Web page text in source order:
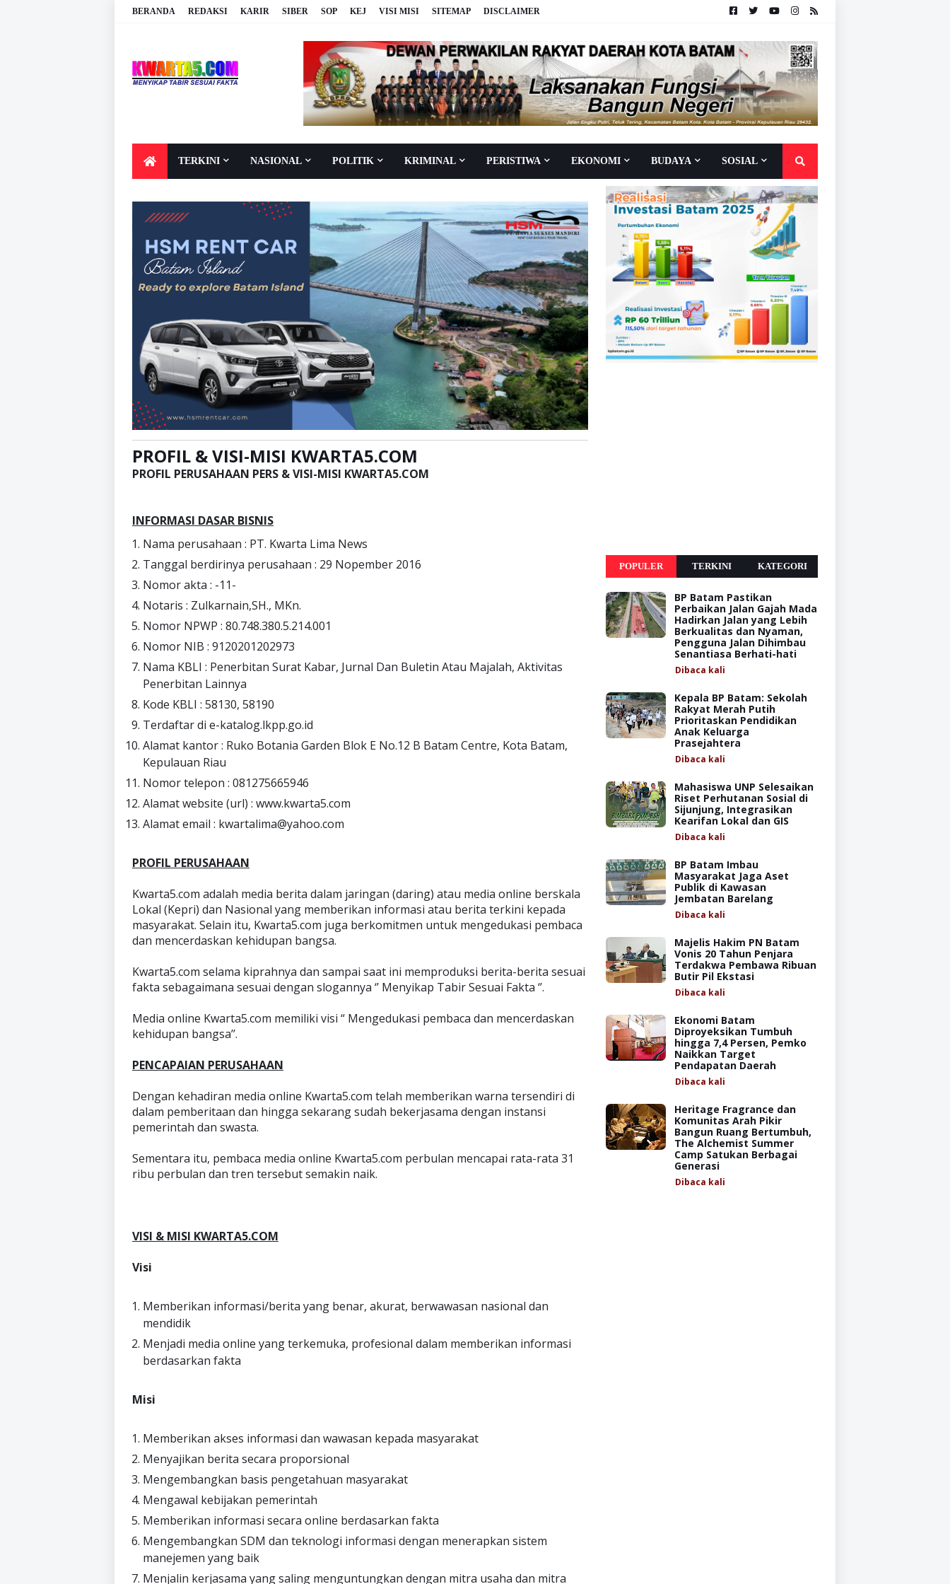
BERANDA REDAKSI KARIR SIBER SOP KEJ VISI MISI SITEMAP DISCLAIMER
TERKINI NASIONAL POLITIK KRIMINAL PERISTIWA EKONOMI BUDAYA SOSIAL
PROFIL & VISI-MISI KWARTA5.COM
PROFIL PERUSAHAAN PERS & VISI-MISI KWARTA5.COM
INFORMASI DASAR BISNIS
Nama perusahaan : PT. Kwarta Lima News
Tanggal berdirinya perusahaan : 29 Nopember 2016
Nomor akta : -11-
Notaris : Zulkarnain,SH., MKn.
Nomor NPWP : 80.748.380.5.214.001
Nomor NIB : 9120201202973
Nama KBLI : Penerbitan Surat Kabar, Jurnal Dan Buletin Atau Majalah, Aktivitas
Penerbitan Lainnya
Kode KBLI : 58130, 58190
Terdaftar di e-katalog.lkpp.go.id
Alamat kantor : Ruko Botania Garden Blok E No.12 B Batam Centre, Kota Batam,
Kepulauan Riau
Nomor telepon : 081275665946
Alamat website (url) : www.kwarta5.com
Alamat email : kwartalima@yahoo.com
PROFIL PERUSAHAAN
Kwarta5.com adalah media berita dalam jaringan (daring) atau media online berskala
Lokal (Kepri) dan Nasional yang memberikan informasi atau berita terkini kepada
masyarakat. Selain itu, Kwarta5.com juga berkomitmen untuk mengedukasi pembaca
dan mencerdaskan kehidupan bangsa.
Kwarta5.com selama kiprahnya dan sampai saat ini memproduksi berita-berita sesuai
fakta sebagaimana sesuai dengan slogannya ‘’ Menyikap Tabir Sesuai Fakta ‘’.
Media online Kwarta5.com memiliki visi “ Mengedukasi pembaca dan mencerdaskan
kehidupan bangsa’’.
PENCAPAIAN PERUSAHAAN
Dengan kehadiran media online Kwarta5.com telah memberikan warna tersendiri di
dalam pemberitaan dan hingga sekarang sudah bekerjasama dengan instansi
pemerintah dan swasta.
Sementara itu, pembaca media online Kwarta5.com perbulan mencapai rata-rata 31
ribu perbulan dan tren tersebut semakin naik.
VISI & MISI KWARTA5.COM
Visi
Memberikan informasi/berita yang benar, akurat, berwawasan nasional dan
mendidik
Menjadi media online yang terkemuka, profesional dalam memberikan informasi
berdasarkan fakta
Misi
Memberikan akses informasi dan wawasan kepada masyarakat
Menyajikan berita secara proporsional
Mengembangkan basis pengetahuan masyarakat
Mengawal kebijakan pemerintah
Memberikan informasi secara online berdasarkan fakta
Mengembangkan SDM dan teknologi informasi dengan menerapkan sistem
manejemen yang baik
Menjalin kerjasama yang saling menguntungkan dengan mitra usaha dan mitra
POPULER TERKINI KATEGORI
BP Batam Pastikan
Perbaikan Jalan Gajah Mada
Hadirkan Jalan yang Lebih
Berkualitas dan Nyaman,
Pengguna Jalan Dihimbau
Senantiasa Berhati-hati
Dibaca kali
Kepala BP Batam: Sekolah
Rakyat Merah Putih
Prioritaskan Pendidikan
Anak Keluarga
Prasejahtera
Dibaca kali
Mahasiswa UNP Selesaikan
Riset Perhutanan Sosial di
Sijunjung, Integrasikan
Kearifan Lokal dan GIS
Dibaca kali
BP Batam Imbau
Masyarakat Jaga Aset
Publik di Kawasan
Jembatan Barelang
Dibaca kali
Majelis Hakim PN Batam
Vonis 20 Tahun Penjara
Terdakwa Pembawa Ribuan
Butir Pil Ekstasi
Dibaca kali
Ekonomi Batam
Diproyeksikan Tumbuh
hingga 7,4 Persen, Pemko
Naikkan Target
Pendapatan Daerah
Dibaca kali
Heritage Fragrance dan
Komunitas Arah Pikir
Bangun Ruang Bertumbuh,
The Alchemist Summer
Camp Satukan Berbagai
Generasi
Dibaca kali